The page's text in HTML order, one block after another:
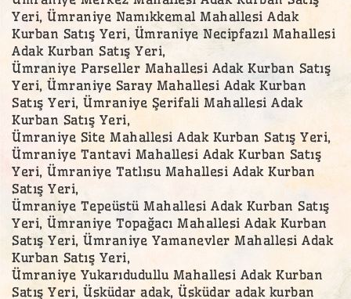
Yeri, Ümraniye Namıkkemal Mahallesi Adak
Kurban Satış Yeri, Ümraniye Necipfazıl Mahallesi
Adak Kurban Satış Yeri,
Ümraniye Parseller Mahallesi Adak Kurban Satış
Yeri, Ümraniye Saray Mahallesi Adak Kurban
Satış Yeri, Ümraniye Şerifali Mahallesi Adak
Kurban Satış Yeri,
Ümraniye Site Mahallesi Adak Kurban Satış Yeri,
Ümraniye Tantavi Mahallesi Adak Kurban Satış
Yeri, Ümraniye Tatlısu Mahallesi Adak Kurban
Satış Yeri,
Ümraniye Tepeüstü Mahallesi Adak Kurban Satış
Yeri, Ümraniye Topağacı Mahallesi Adak Kurban
Satış Yeri, Ümraniye Yamanevler Mahallesi Adak
Kurban Satış Yeri,
Ümraniye Yukarıdudullu Mahallesi Adak Kurban
Satış Yeri, Üsküdar adak, Üsküdar adak kurban